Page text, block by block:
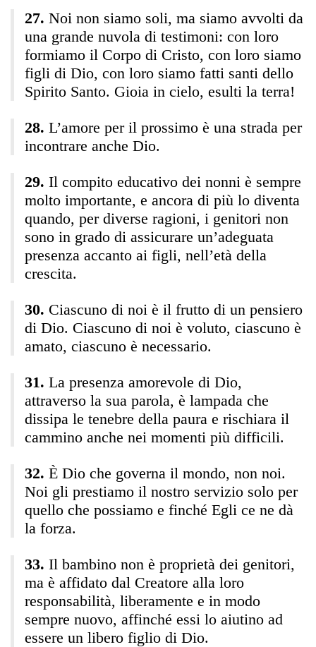
Noi non siamo soli, ma siamo avvolti da
una grande nuvola di testimoni: con loro
formiamo il Corpo di Cristo, con loro siamo
figli di Dio, con loro siamo fatti santi dello
Spirito Santo. Gioia in cielo, esulti la terra!
L’amore per il prossimo è una strada per
incontrare anche Dio.
Il compito educativo dei nonni è sempre
molto importante, e ancora di più lo diventa
quando, per diverse ragioni, i genitori non
sono in grado di assicurare un’adeguata
presenza accanto ai figli, nell’età della
crescita.
Ciascuno di noi è il frutto di un pensiero
di Dio. Ciascuno di noi è voluto, ciascuno è
amato, ciascuno è necessario.
La presenza amorevole di Dio,
attraverso la sua parola, è lampada che
dissipa le tenebre della paura e rischiara il
cammino anche nei momenti più difficili.
È Dio che governa il mondo, non noi.
Noi gli prestiamo il nostro servizio solo per
quello che possiamo e finché Egli ce ne dà
la forza.
Il bambino non è proprietà dei genitori,
ma è affidato dal Creatore alla loro
responsabilità, liberamente e in modo
sempre nuovo, affinché essi lo aiutino ad
essere un libero figlio di Dio.